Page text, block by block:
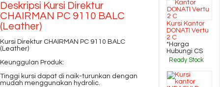
Deskripsi Kursi Direktur
CHAIRMAN PC 9110 BALC
(Leather)
Kursi Direktur CHAIRMAN PC 9110 BALC
(Leather)
Keunggulan Produk:
Tinggi kursi dapat di naik-turunkan dengan
mudah menggunakan hydrolic.
Kursi Kantor
DONATI Vertu
2 C
*Harga
Hubungi CS
Ready Stock